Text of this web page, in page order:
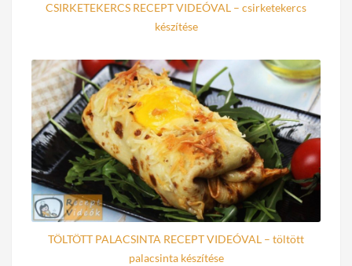
CSIRKETEKERCS RECEPT VIDEÓVAL – csirketekercs
készítése
TÖLTÖTT PALACSINTA RECEPT VIDEÓVAL – töltött
palacsinta készítése